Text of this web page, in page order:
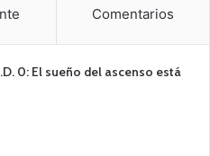
Comentarios
0: El sueño del ascenso está